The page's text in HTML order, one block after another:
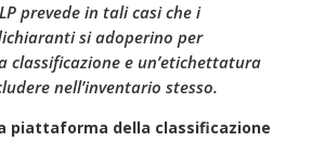
prevede in tali casi che i
si adoperino per
classificazione e un’etichettatura
nell’inventario stesso.
la piattaforma della classificazione